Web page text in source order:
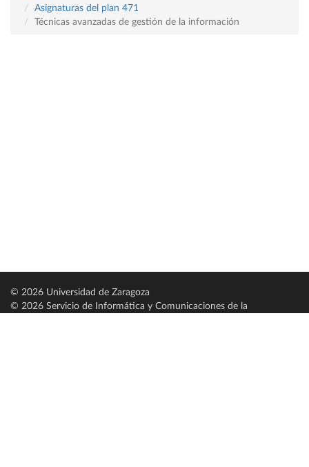
Asignaturas del plan 471
Técnicas avanzadas de gestión de la información
© 2026 Universidad de Zaragoza
© 2026 Servicio de Informática y Comunicaciones de la